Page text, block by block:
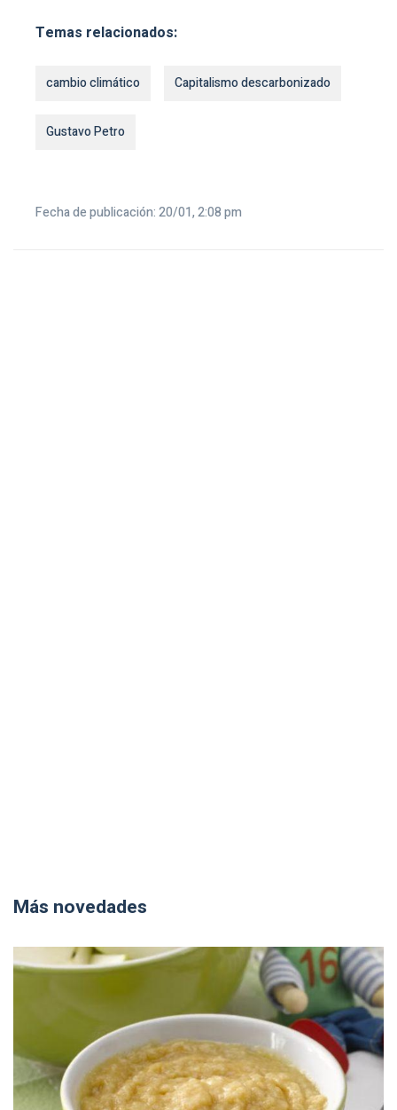
Temas relacionados:
cambio climático Capitalismo descarbonizado
Gustavo Petro
Fecha de publicación: 20/01, 2:08 pm
Más novedades